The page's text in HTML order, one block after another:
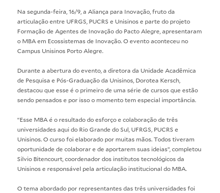
Na segunda-feira, 16/9, a Aliança para Inovação, fruto da
articulação entre UFRGS, PUCRS e Unisinos e parte do projeto
Formação de Agentes de Inovação do Pacto Alegre, apresentaram
o MBA em Ecossistemas de Inovação. O evento aconteceu no
Campus Unisinos Porto Alegre.
Durante a abertura do evento, a diretora da Unidade Acadêmica
de Pesquisa e Pós-Graduação da Unisinos, Dorotea Kersch,
destacou que esse é o primeiro de uma série de cursos que estão
sendo pensados e por isso o momento tem especial importância.
“Esse MBA é o resultado do esforço e colaboração de três
universidades aqui do Rio Grande do Sul, UFRGS, PUCRS e
Unisinos. O curso foi elaborado por muitas mãos. Todos tiveram
oportunidade de colaborar e de aportarem suas ideias”, completou
Silvio Bitencourt, coordenador dos institutos tecnológicos da
Unisinos e responsável pela articulação institucional do MBA.
O tema abordado por representantes das três universidades foi